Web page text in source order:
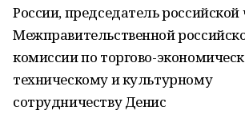
России, председатель российской
Межправительственной
комиссии по торгово-
техническому и культурному
сотрудничеству Денис